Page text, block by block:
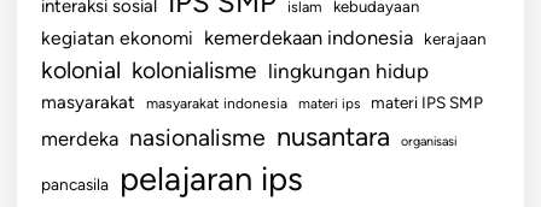
interaksi sosial islam kebudayaan
kegiatan ekonomi kemerdekaan indonesia kerajaan
kolonial kolonialisme lingkungan hidup
masyarakat masyarakat indonesia materi ips materi IPS SMP
merdeka nasionalisme nusantara organisasi
pancasila pelajaran ips